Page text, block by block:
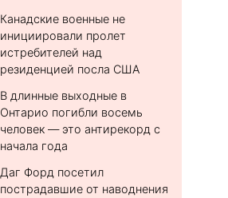
Канадские военные не
инициировали пролет
истребителей над
резиденцией посла США
В длинные выходные в
Онтарио погибли восемь
человек — это антирекорд с
начала года
Даг Форд посетил
пострадавшие от наводнения